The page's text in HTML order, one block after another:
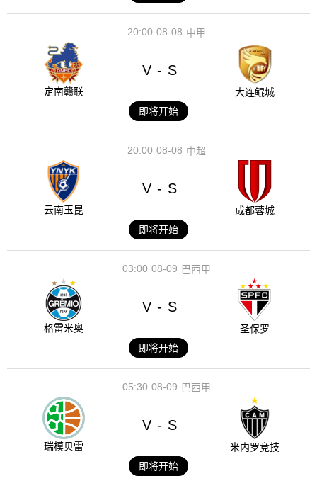
08-08
20:00 中甲
定南赣联
V - S
大连鲲城
即将开始
08-08
20:00 中超
云南玉昆
V - S
成都蓉城
即将开始
08-09
03:00 巴西甲
格雷米奥
V - S
圣保罗
即将开始
08-09
05:30 巴西甲
瑞模贝雷
V - S
米内罗竞技
即将开始